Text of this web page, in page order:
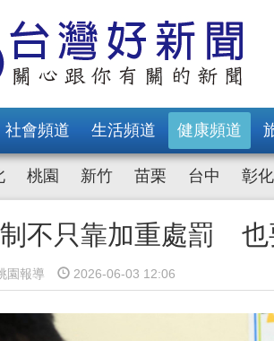
社會頻道 生活頻道 健康頻道
桃園 新竹 苗栗 台中 彰化
不只靠加重處罰 也
園報導 2026-06-03 12:06